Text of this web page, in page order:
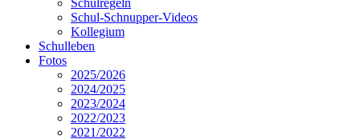
Schulregeln
Schul-Schnupper-Videos
Kollegium
Schulleben
Fotos
2025/2026
2024/2025
2023/2024
2022/2023
2021/2022